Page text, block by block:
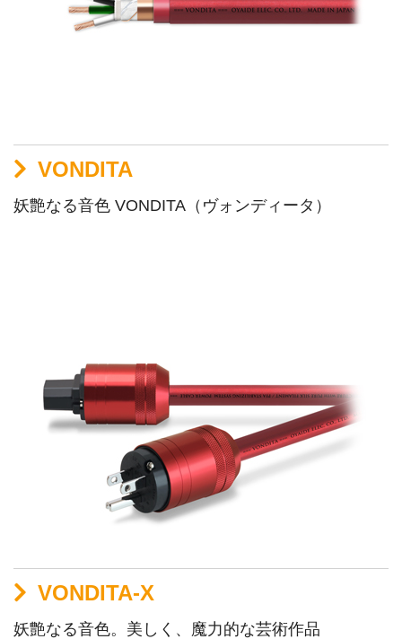
VONDITA
妖艶なる音色 VONDITA（ヴォンディータ）
VONDITA-X
妖艶なる音色。美しく、魔力的な芸術作品